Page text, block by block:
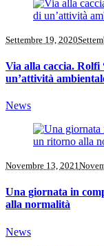
Settembre 19, 2020
Via alla caccia.
un’attività
News
Novembre 13, 2021
Una giornata in
alla normalità
News